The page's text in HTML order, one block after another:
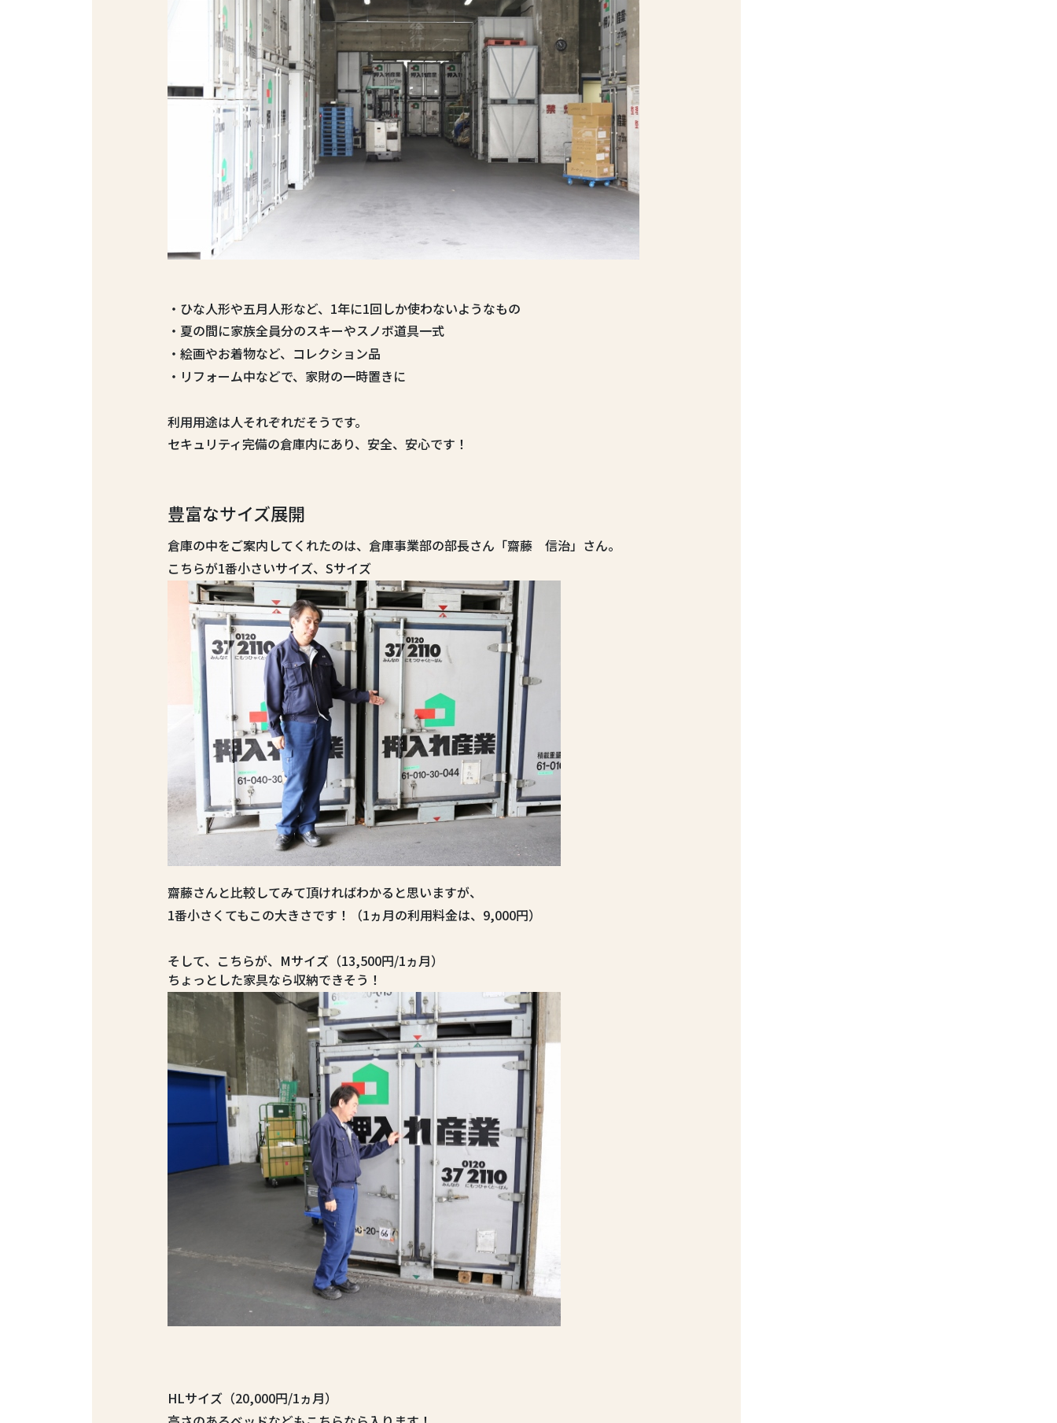
・ひな人形や五月人形など、1年に1回しか使わないようなもの
・夏の間に家族全員分のスキーやスノボ道具一式
・絵画やお着物など、コレクション品
・リフォーム中などで、家財の一時置きに
利用用途は人それぞれだそうです。
セキュリティ完備の倉庫内にあり、安全、安心です！
豊富なサイズ展開
倉庫の中をご案内してくれたのは、倉庫事業部の部長さん「齋藤 信治」さん。
こちらが1番小さいサイズ、Sサイズ
齋藤さんと比較してみて頂ければわかると思いますが、
1番小さくてもこの大きさです！（1ヵ月の利用料金は、9,000円）
そして、こちらが、Mサイズ（13,500円/1ヵ月）
ちょっとした家具なら収納できそう！
HLサイズ（20,000円/1ヵ月）